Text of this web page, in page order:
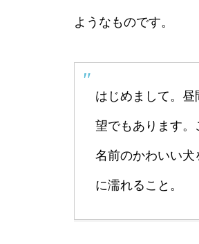
ようなものです。
はじめまして。
望でもあります。
名前のかわいい
に濡れること。